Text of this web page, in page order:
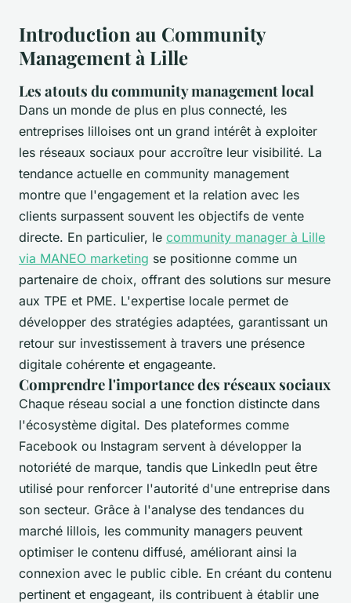
Introduction au Community
Management à Lille
Les atouts du community management local
Dans un monde de plus en plus connecté, les
entreprises lilloises ont un grand intérêt à exploiter
les réseaux sociaux pour accroître leur visibilité. La
tendance actuelle en community management
montre que l'engagement et la relation avec les
clients surpassent souvent les objectifs de vente
directe. En particulier, le community manager à Lille
via MANEO marketing se positionne comme un
partenaire de choix, offrant des solutions sur mesure
aux TPE et PME. L'expertise locale permet de
développer des stratégies adaptées, garantissant un
retour sur investissement à travers une présence
digitale cohérente et engageante.
Comprendre l'importance des réseaux sociaux
Chaque réseau social a une fonction distincte dans
l'écosystème digital. Des plateformes comme
Facebook ou Instagram servent à développer la
notoriété de marque, tandis que LinkedIn peut être
utilisé pour renforcer l'autorité d'une entreprise dans
son secteur. Grâce à l'analyse des tendances du
marché lillois, les community managers peuvent
optimiser le contenu diffusé, améliorant ainsi la
connexion avec le public cible. En créant du contenu
pertinent et engageant, ils contribuent à établir une